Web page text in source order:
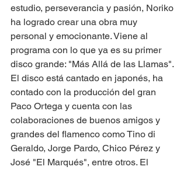
estudio, perseverancia y pasión, Noriko
ha logrado crear una obra muy
personal y emocionante. Viene al
programa con lo que ya es su primer
disco grande: "Más Allá de las Llamas".
El disco está cantado en japonés, ha
contado con la producción del gran
Paco Ortega y cuenta con las
colaboraciones de buenos amigos y
grandes del flamenco como Tino di
Geraldo, Jorge Pardo, Chico Pérez y
José "El Marqués", entre otros. El